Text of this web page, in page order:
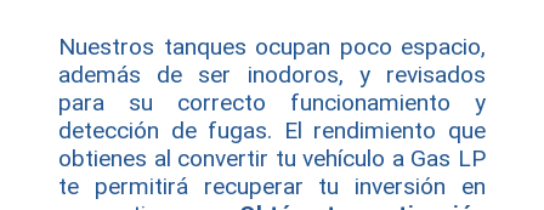
Nuestros tanques ocupan poco espacio,
además de ser inodoros, y revisados
para su correcto funcionamiento y
detección de fugas. El rendimiento que
obtienes al convertir tu vehículo a Gas LP
te permitirá recuperar tu inversión en